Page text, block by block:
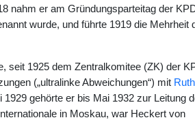
nahm er am Gründungsparteitag der
wurde, und führte 1919 die Mehrheit
seit 1925 dem Zentralkomitee (ZK) der
(„ultralinke Abweichungen“) mit Ruth
gehörte er bis Mai 1932 zur Leitung
in Moskau, war Heckert von